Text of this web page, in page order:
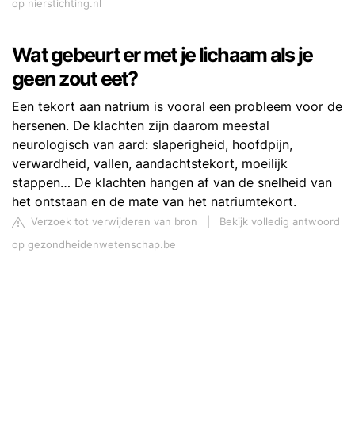
op nierstichting.nl
Wat gebeurt er met je lichaam als je
geen zout eet?
Een tekort aan natrium is vooral een probleem voor de
hersenen. De klachten zijn daarom meestal
neurologisch van aard: slaperigheid, hoofdpijn,
verwardheid, vallen, aandachtstekort, moeilijk
stappen… De klachten hangen af van de snelheid van
het ontstaan en de mate van het natriumtekort.
Verzoek tot verwijderen van bron
Bekijk volledig antwoord
op gezondheidenwetenschap.be